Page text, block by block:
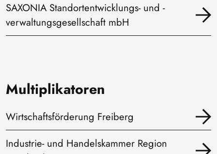
SAXONIA Standortentwicklungs- und -
verwaltungsgesellschaft mbH
Multiplikatoren
Wirtschaftsförderung Freiberg
Industrie- und Handelskammer Region